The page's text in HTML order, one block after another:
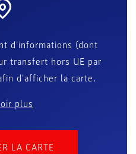
d'informations (dont
transfert hors UE par
d'afficher la carte.
plus
LA CARTE